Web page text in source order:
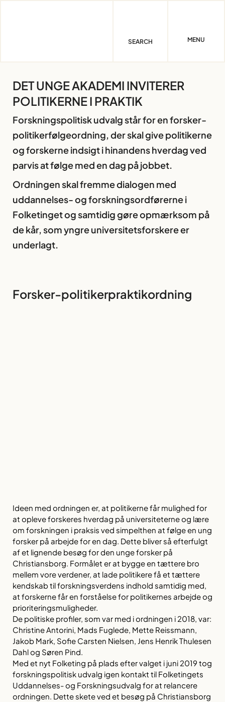
SEARCH MENU
DET UNGE AKADEMI INVITERER
POLITIKERNE I PRAKTIK
Forskningspolitisk udvalg står for en forsker-
politikerfølgeordning, der skal give politikerne
og forskerne indsigt i hinandens hverdag ved
parvis at følge med en dag på jobbet.
Ordningen skal fremme dialogen med
uddannelses- og forskningsordførerne i
Folketinget og samtidig gøre opmærksom på
de kår, som yngre universitetsforskere er
underlagt.
Forsker-politikerpraktikordning
Ideen med ordningen er, at politikerne får mulighed for
at opleve forskeres hverdag på universiteterne og lære
om forskningen i praksis ved simpelthen at følge en ung
forsker på arbejde for en dag. Dette bliver så efterfulgt
af et lignende besøg for den unge forsker på
Christiansborg. Formålet er at bygge en tættere bro
mellem vore verdener, at lade politikere få et tættere
kendskab til forskningsverdens indhold samtidig med,
at forskerne får en forståelse for politikernes arbejde og
prioriteringsmuligheder.
De politiske profiler, som var med i ordningen i 2018, var:
Christine Antorini, Mads Fuglede, Mette Reissmann,
Jakob Mark, Sofie Carsten Nielsen, Jens Henrik Thulesen
Dahl og Søren Pind.
Med et nyt Folketing på plads efter valget i juni 2019 tog
forskningspolitisk udvalg igen kontakt til Folketingets
Uddannelses- og Forskningsudvalg for at relancere
ordningen. Dette skete ved et besøg på Christiansborg